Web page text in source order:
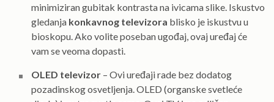
minimiziran gubitak kontrasta na ivicama slike. Iskustvo
gledanja konkavnog televizora blisko je iskustvu u
bioskopu. Ako volite poseban ugođaj, ovaj uređaj će
vam se veoma dopasti.
OLED televizor – Ovi uređaji rade bez dodatog
pozadinskog osvetljenja. OLED (organske svetleće